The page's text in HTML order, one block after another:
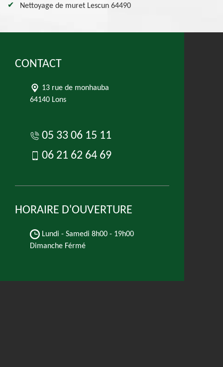
Nettoyage de muret Lescun 64490
CONTACT
13 rue de monhauba
64140 Lons
05 33 06 15 11
06 21 62 64 69
HORAIRE D'OUVERTURE
Lundi - Samedi 8h00 - 19h00
Dimanche Férmé